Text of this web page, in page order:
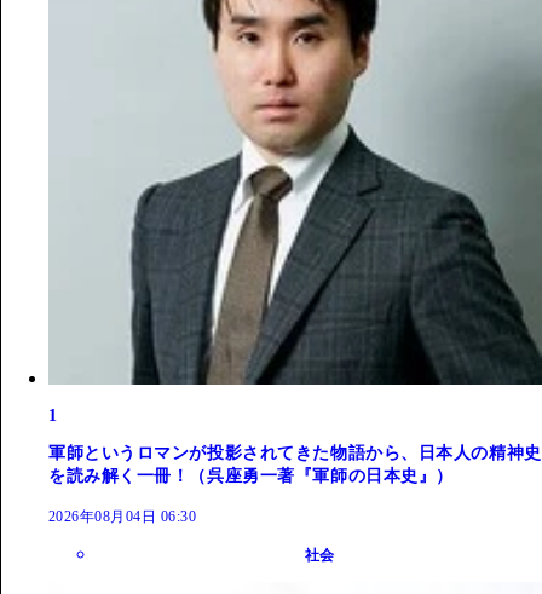
1
軍師というロマンが投影されてきた物語から、日本人の精神史
を読み解く一冊！（呉座勇一著『軍師の日本史』）
2026年08月04日 06:30
社会